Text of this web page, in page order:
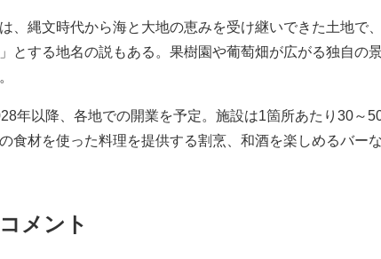
、縄文時代から海と大地の恵みを受け継いできた土地で
とする地名の説もある。果樹園や葡萄畑が広がる独自の
年以降、各地での開業を予定。施設は1箇所あたり30～
食材を使った料理を提供する割烹、和酒を楽しめるバー
メント